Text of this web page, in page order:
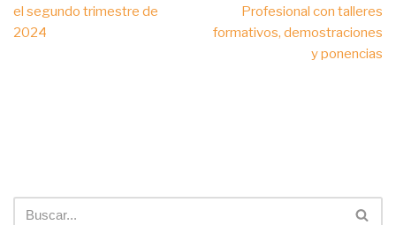
el segundo trimestre de
2024
Profesional con talleres
formativos, demostraciones
y ponencias